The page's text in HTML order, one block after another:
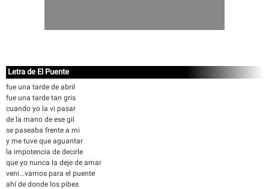
Letra de El Puente
fue una tarde de abril
fue una tarde tan gris
cuando yo la vi pasar
de la mano de ese gil
se paseaba frente a mi
y me tuve que aguantar
la impotencia de decirle
que yo nunca la deje de amar
veni...vamos para el puente
ahí de donde los pibes